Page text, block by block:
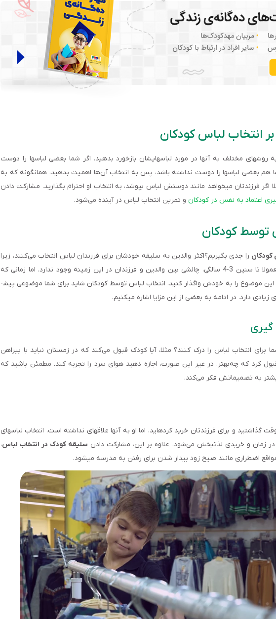
انتخاب لباس کودکان
به روش­های مختلف به آن­ها در مورد لباس­های­شان بازخورد بدهید. اگر شما بعضی لباس­ها را دوست
هم بعضی لباس­ها را دوست نداشته باشد، پس به انتخاب آن‌ها اهمیت بدهید، همان­گونه که به
فرزندتان می­خواهد مانند دوستش لباس بپوشد، به انتخاب او احترام بگذارید. مشارکت دادن
اعتماد به نفس در کودکان و تمرین انتخاب لباس در آینده می‌شود.
توسط کودکان
کودکان را جدی بگیریم؟اکثر والدین به سلیقه خودشان برای فرزندان لباس انتخاب می‌کنند، زیرا
آسان­تر است و زمان کمتری می­گیرد. معمولا تا سنین 3-4 سالگی، چالشی بین والدین و فرزندان در این زمینه وجود ندارد. اما زمانی که
این موضوع را به خودش واگذار کنید. انتخاب لباس توسط کودکان شاید برای شما موضوعی پیش­
زیادی دارد. در ادامه به بعضی از این مزایا اشاره می­کنیم.
گیری
برای انتخاب لباس را درک کنند؟ مثلا، آیا کودک قبول می‌کند که در زمستان نباید با پیراهن
کرد که چه‌بهتر، در غیر این صورت، اجازه دهید هوای سرد را تجربه کند. مطمئن باشید که
به تصمیماتش فکر می‌کند.
و برای فرزندتان خرید کرده­اید، اما او به آن­ها علاقه­ای نداشته است. انتخاب لباس­های
زمان و خریدی لذت­بخش می‌شود. علاوه بر این، مشارکت دادن سلیقه کودک در انتخاب لباس،
اضطراری مانند صیح زود بیدار شدن برای رفتن به مدرسه می­شود.